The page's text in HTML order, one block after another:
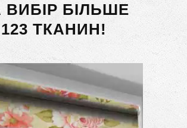
ВИБІР БІЛЬШЕ
123 ТКАНИН!